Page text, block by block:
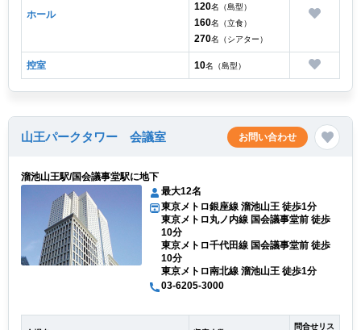
ホール
120名（島型）
160名（立食）
270名（シアター）
控室 10名（島型）
山王パークタワー 会議室 お問い合わせ
溜池山王駅/国会議事堂駅に地下
最大12名
東京メトロ銀座線 溜池山王 徒歩1分
東京メトロ丸ノ内線 国会議事堂前 徒歩
10分
東京メトロ千代田線 国会議事堂前 徒歩
10分
東京メトロ南北線 溜池山王 徒歩1分
03-6205-3000
問合せリス